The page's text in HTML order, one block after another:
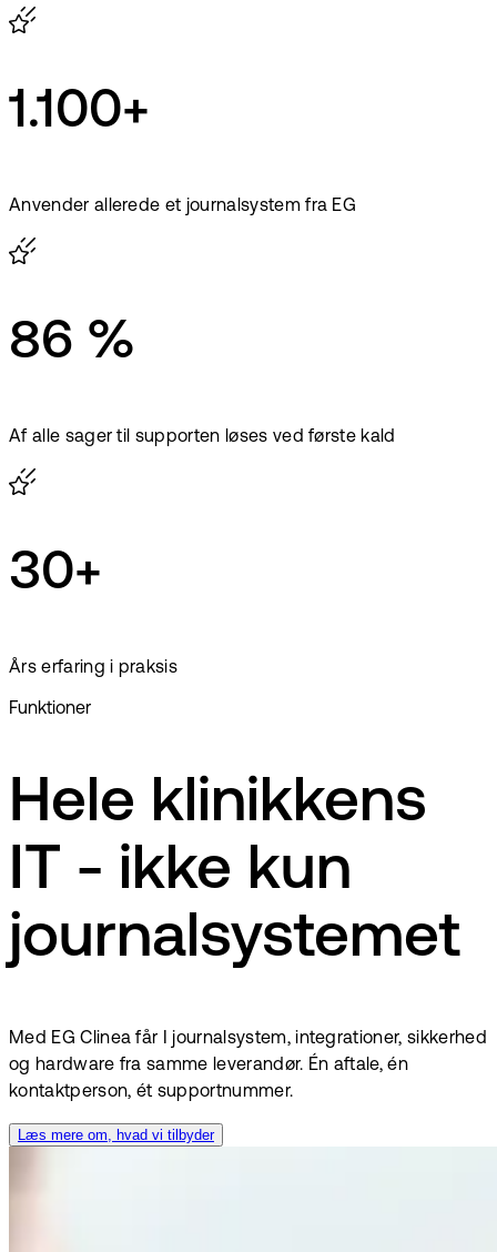
1.100+
Anvender allerede et journalsystem fra EG
86 %
Af alle sager til supporten løses ved første kald
30+
Års erfaring i praksis
Funktioner
Hele klinikkens
IT - ikke kun
journalsystemet
Med EG Clinea får I journalsystem, integrationer, sikkerhed
og hardware fra samme leverandør. Én aftale, én
kontaktperson, ét supportnummer.
Læs mere om, hvad vi tilbyder